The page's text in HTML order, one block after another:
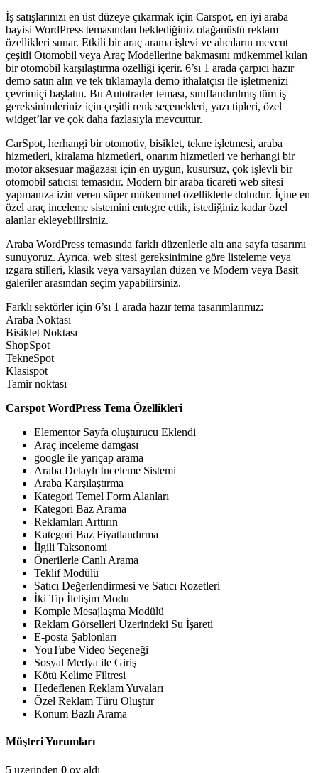
İş satışlarınızı en üst düzeye çıkarmak için Carspot, en iyi araba
bayisi WordPress temasından beklediğiniz olağanüstü reklam
özellikleri sunar. Etkili bir araç arama işlevi ve alıcıların mevcut
çeşitli Otomobil veya Araç Modellerine bakmasını mükemmel kılan
bir otomobil karşılaştırma özelliği içerir. 6’sı 1 arada çarpıcı hazır
demo satın alın ve tek tıklamayla demo ithalatçısı ile işletmenizi
çevrimiçi başlatın. Bu Autotrader teması, sınıflandırılmış tüm iş
gereksinimleriniz için çeşitli renk seçenekleri, yazı tipleri, özel
widget’lar ve çok daha fazlasıyla mevcuttur.
CarSpot, herhangi bir otomotiv, bisiklet, tekne işletmesi, araba
hizmetleri, kiralama hizmetleri, onarım hizmetleri ve herhangi bir
motor aksesuar mağazası için en uygun, kusursuz, çok işlevli bir
otomobil satıcısı temasıdır. Modern bir araba ticareti web sitesi
yapmanıza izin veren süper mükemmel özelliklerle doludur. İçine en
özel araç inceleme sistemini entegre ettik, istediğiniz kadar özel
alanlar ekleyebilirsiniz.
Araba WordPress temasında farklı düzenlerle altı ana sayfa tasarımı
sunuyoruz. Ayrıca, web sitesi gereksinimine göre listeleme veya
ızgara stilleri, klasik veya varsayılan düzen ve Modern veya Basit
galeriler arasından seçim yapabilirsiniz.
Farklı sektörler için 6’sı 1 arada hazır tema tasarımlarımız:
Araba Noktası
Bisiklet Noktası
ShopSpot
TekneSpot
Klasispot
Tamir noktası
Carspot WordPress Tema Özellikleri
Elementor Sayfa oluşturucu Eklendi
Araç inceleme damgası
google ile yarıçap arama
Araba Detaylı İnceleme Sistemi
Araba Karşılaştırma
Kategori Temel Form Alanları
Kategori Baz Arama
Reklamları Arttırın
Kategori Baz Fiyatlandırma
İlgili Taksonomi
Önerilerle Canlı Arama
Teklif Modülü
Satıcı Değerlendirmesi ve Satıcı Rozetleri
İki Tip İletişim Modu
Komple Mesajlaşma Modülü
Reklam Görselleri Üzerindeki Su İşareti
E-posta Şablonları
YouTube Video Seçeneği
Sosyal Medya ile Giriş
Kötü Kelime Filtresi
Hedeflenen Reklam Yuvaları
Özel Reklam Türü Oluştur
Konum Bazlı Arama
Müşteri Yorumları
5 üzerinden 0 oy aldı